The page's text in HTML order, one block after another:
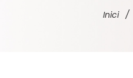
Inici /